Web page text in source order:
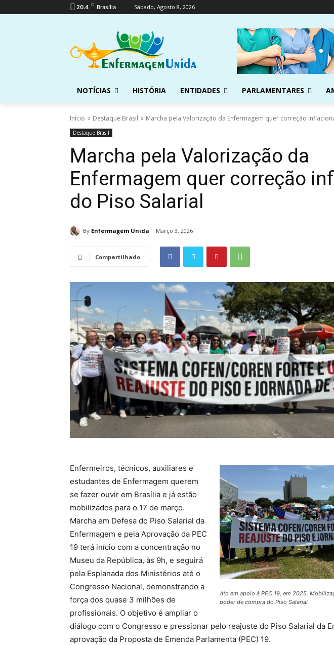
20.4 C Brasília Sábado, Agosto 8, 2026
NOTÍCIAS HISTÓRIA ENTIDADES PARLAMENTARES
Início Destaque Brasil Marcha pela Valorização da Enfermagem quer correção
Destaque Brasil
Marcha pela Valorização da
Enfermagem quer correção
do Piso Salarial
By Enfermagem Unida Março 3, 2026
Compartilhado
Ato em apoio à PEC 19, em 2025.
poder de compra do Piso Salarial
Enfermeiros, técnicos, auxiliares e
estudantes de Enfermagem querem
se fazer ouvir em Brasília e já estão
mobilizados para o 17 de março.
Marcha em Defesa do Piso Salarial da
Enfermagem e pela Aprovação da PEC
19 terá início com a concentração no
Museu da República, às 9h, e seguirá
pela Esplanada dos Ministérios até o
Congresso Nacional, demonstrando a
força dos quase 3 milhões de
profissionais. O objetivo é ampliar o
diálogo com o Congresso e pressionar pelo reajuste do Piso Salarial da
aprovação da Proposta de Emenda Parlamenta (PEC) 19.